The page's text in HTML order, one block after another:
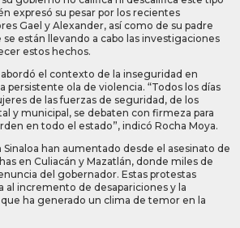
expresó su pesar por los recientes
Gael y Alexander, así como de su padre
están llevando a cabo las investigaciones
estos hechos.
el contexto de la inseguridad en
persistente ola de violencia. “Todos los días
de las fuerzas de seguridad, de los
y municipal, se debaten con firmeza para
en todo el estado”, indicó Rocha Moya.
han aumentado desde el asesinato de
en Culiacán y Mazatlán, donde miles de
del gobernador. Estas protestas
al incremento de desapariciones y la
ha generado un clima de temor en la